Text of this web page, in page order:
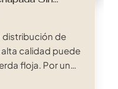
distribución de
calidad puede
floja. Por un